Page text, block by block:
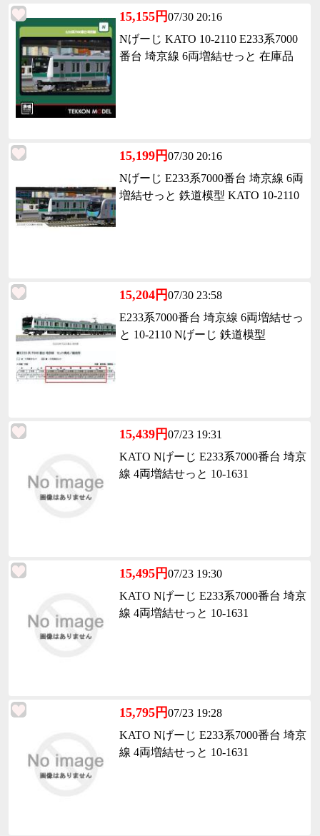
15,155円07/30 20:16
Nげーじ KATO 10-2110 E233系7000
番台 埼京線 6両増結せっと 在庫品
15,199円07/30 20:16
Nげーじ E233系7000番台 埼京線 6両
増結せっと 鉄道模型 KATO 10-2110
15,204円07/30 23:58
E233系7000番台 埼京線 6両増結せっ
と 10-2110 Nげーじ 鉄道模型
15,439円07/23 19:31
KATO Nげーじ E233系7000番台 埼京
線 4両増結せっと 10-1631
15,495円07/23 19:30
KATO Nげーじ E233系7000番台 埼京
線 4両増結せっと 10-1631
15,795円07/23 19:28
KATO Nげーじ E233系7000番台 埼京
線 4両増結せっと 10-1631